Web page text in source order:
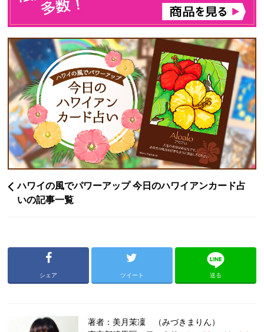
ハワイの風でパワーアップ 今日のハワイアンカード占
いの記事一覧
シェア ツイート 送る
著者：美月茉凜 （みづきまりん）